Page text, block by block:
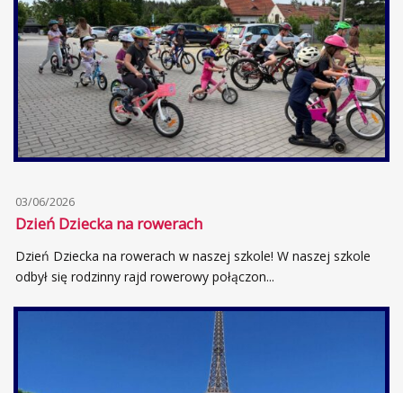
03/06/2026
Dzień Dziecka na rowerach
Dzień Dziecka na rowerach w naszej szkole! W naszej szkole
odbył się rodzinny rajd rowerowy połączon...